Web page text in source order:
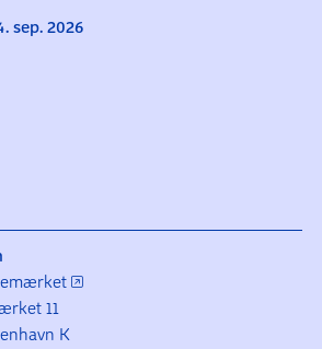
sep. 2026
11
K